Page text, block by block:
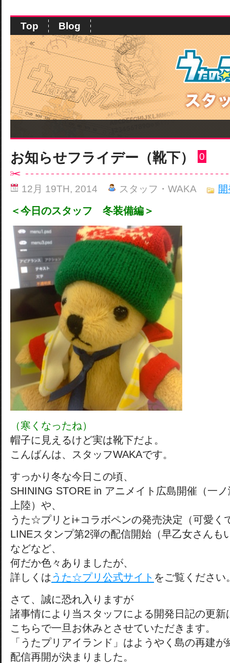
Top Blog
お知らせフライデー（靴下） 0
12月 19TH, 2014 スタッフ・WAKA
＜今日のスタッフ 冬装備編＞
（寒くなったね）
帽子に見えるけど実は靴下だよ。
こんばんは、スタッフWAKAです。
すっかり冬な今日この頃、
SHINING STORE in アニメイト広島開催（一
上陸）や、
うた☆プリとi+コラボペンの発売決定（可愛く
LINEスタンプ第2弾の配信開始（早乙女さんも
などなど、
何だか色々ありましたが、
詳しくは うた☆プリ公式サイト をご覧ください
さて、誠に恐れ入りますが
諸事情により当スタッフによる開発日記の更新
こちらで一旦お休みとさせていただきます。
「うたプリアイランド」はようやく島の再建が
配信再開が決まりました。